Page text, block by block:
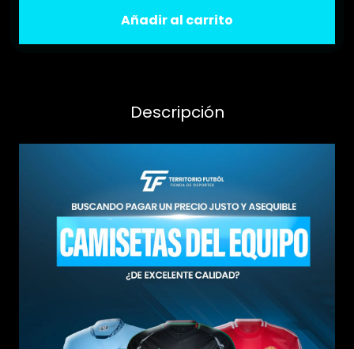
Añadir al carrito
Descripción